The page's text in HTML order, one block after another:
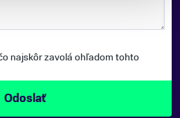
najskôr zavolá ohľadom tohto